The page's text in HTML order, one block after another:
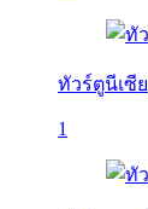
ทัวร์ตูนีเซีย
1